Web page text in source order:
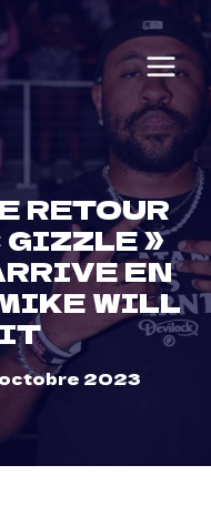
RETOUR
GIZZLE »
EN
WILL
2023